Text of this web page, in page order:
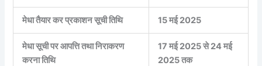
मेधा तैयार कर प्रकाशन सूची तिथि 15 मई 2025
मेधा सूची पर आपत्ति तथा निराकरण
करना तिथि
17 मई 2025 से 24 मई
2025 तक